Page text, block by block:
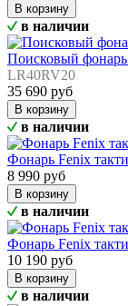
В корзину
в наличии
Поисковый
LR40RV20
35 690 руб
В корзину
в наличии
Фонарь Fenix
8 990 руб
В корзину
в наличии
Фонарь Fenix
10 190 руб
В корзину
в наличии